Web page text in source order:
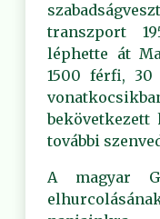
transzport
léphette át
1500 férfi,
további
A magyar